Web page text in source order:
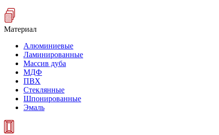
Материал
Алюминиевые
Ламинированные
Массив дуба
МДФ
ПВХ
Стеклянные
Шпонированные
Эмаль